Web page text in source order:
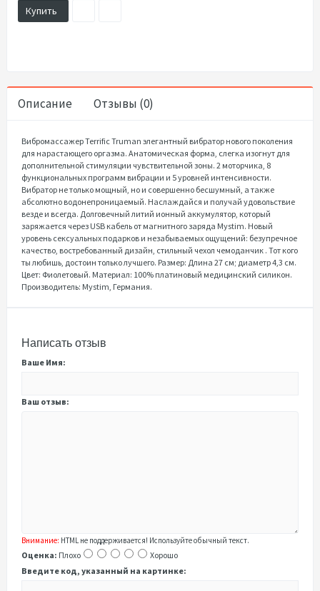
Купить
Описание Отзывы (0)
Вибромассажер Terrific Truman элегантный вибратор нового поколения
для нарастающего оргазма. Анатомическая форма, слегка изогнут для
дополнительной стимуляции чувствительной зоны. 2 моторчика, 8
функциональных программ вибрации и 5 уровней интенсивности.
Вибратор не только мощный, но и совершенно бесшумный, а также
абсолютно водонепроницаемый. Наслаждайся и получай удовольствие
везде и всегда. Долговечный литий ионный аккумулятор, который
заряжается через USB кабель от магнитного заряда Mystim. Новый
уровень сексуальных подарков и незабываемых ощущений: безупречное
качество, востребованный дизайн, стильный чехол чемоданчик . Тот кого
ты любишь, достоин только лучшего. Размер: Длина 27 см; диаметр 4,3 см.
Цвет: Фиолетовый. Материал: 100% платиновый медицинский силикон.
Производитель: Mystim, Германия.
Написать отзыв
Ваше Имя:
Ваш отзыв:
Внимание: HTML не поддерживается! Используйте обычный текст.
Оценка: Плохо
Хорошо
Введите код, указанный на картинке: